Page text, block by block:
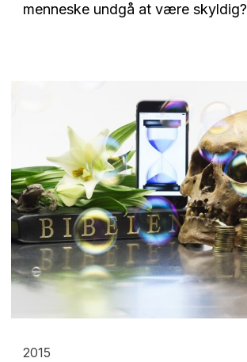
menneske undgå at være skyldig?
2015